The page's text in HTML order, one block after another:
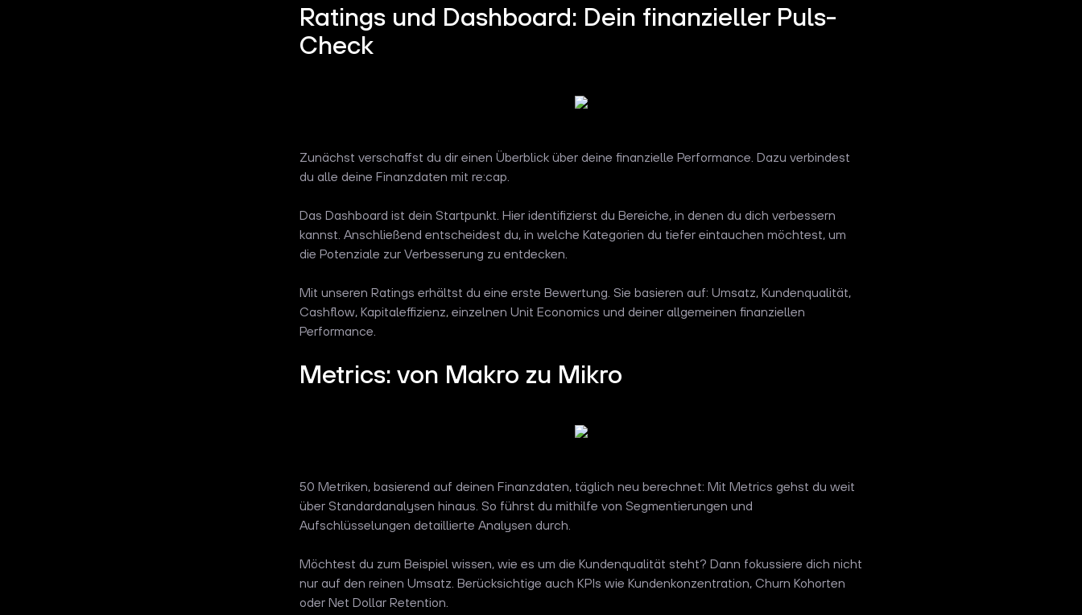
Ratings und Dashboard: Dein finanzieller Puls-
Check
Zunächst verschaffst du dir einen Überblick über deine finanzielle Performance. Dazu verbindest
du alle deine Finanzdaten mit re:cap.
Das Dashboard ist dein Startpunkt. Hier identifizierst du Bereiche, in denen du dich verbessern
kannst. Anschließend entscheidest du, in welche Kategorien du tiefer eintauchen möchtest, um
die Potenziale zur Verbesserung zu entdecken.
Mit unseren Ratings erhältst du eine erste Bewertung. Sie basieren auf: Umsatz, Kundenqualität,
Cashflow, Kapitaleffizienz, einzelnen Unit Economics und deiner allgemeinen finanziellen
Performance.
Metrics: von Makro zu Mikro
50 Metriken, basierend auf deinen Finanzdaten, täglich neu berechnet: Mit Metrics gehst du weit
über Standardanalysen hinaus. So führst du mithilfe von Segmentierungen und
Aufschlüsselungen detaillierte Analysen durch.
Möchtest du zum Beispiel wissen, wie es um die Kundenqualität steht? Dann fokussiere dich nicht
nur auf den reinen Umsatz. Berücksichtige auch KPIs wie Kundenkonzentration, Churn Kohorten
oder Net Dollar Retention.